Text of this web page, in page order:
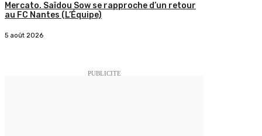
Mercato. Saïdou Sow se rapproche d’un retour
au FC Nantes (L’Équipe)
5 août 2026